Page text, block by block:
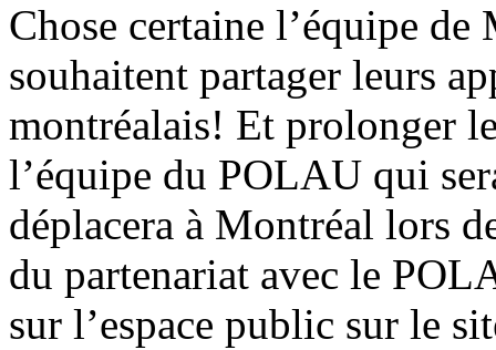
Chose certaine l’équipe
souhaitent partager leurs
montréalais! Et prolonger
l’équipe du POLAU qui
déplacera à Montréal lors
du partenariat avec le
sur l’espace public sur le